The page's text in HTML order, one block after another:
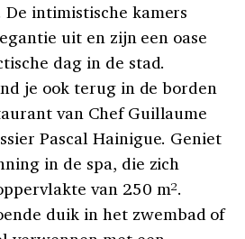
intimistische kamers
uit en zijn een oase
dag in de stad.
je ook terug in de borden
van Chef Guillaume
Pascal Hainigue. Geniet
in de spa, die zich
van 250 m².
duik in het zwembad of